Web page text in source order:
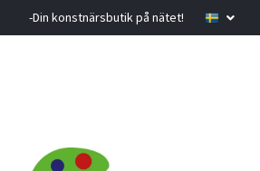
-Din konstnärsbutik på nätet!